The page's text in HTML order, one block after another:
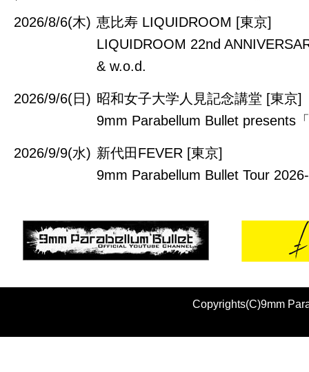
2026/8/6(木) 恵比寿 LIQUIDROOM [東京]
LIQUIDROOM 22nd
& w.o.d.
2026/9/6(日) 昭和女子大学人見記念講堂 [東京]
9mm Parabellum Bullet presents
2026/9/9(水) 新代田FEVER [東京]
9mm Parabellum Bullet Tour
Copyrights(C)9mm